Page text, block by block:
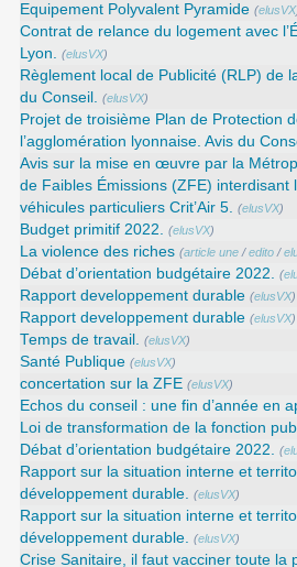
Equipement Polyvalent Pyramide (elusVX
Contrat de relance du logement avec
Lyon. (elusVX)
Règlement local de Publicité (RLP) de
du Conseil. (elusVX)
Projet de troisième Plan de Protection
l’agglomération lyonnaise. Avis du
Avis sur la mise en œuvre par la
de Faibles Émissions (ZFE) interdisant
véhicules particuliers Crit’Air 5. (elusVX)
Budget primitif 2022. (elusVX)
La violence des riches (article une /edito /
Débat d’orientation budgétaire 2022. (
Rapport developpement durable (elusVX)
Rapport developpement durable (elusVX)
Temps de travail. (elusVX)
Santé Publique (elusVX)
concertation sur la ZFE (elusVX)
Echos du conseil : une fin d’année en
Loi de transformation de la fonction
Débat d’orientation budgétaire 2022. (
Rapport sur la situation interne et
développement durable. (elusVX)
Rapport sur la situation interne et
développement durable. (elusVX)
Crise Sanitaire, il faut vacciner toute la